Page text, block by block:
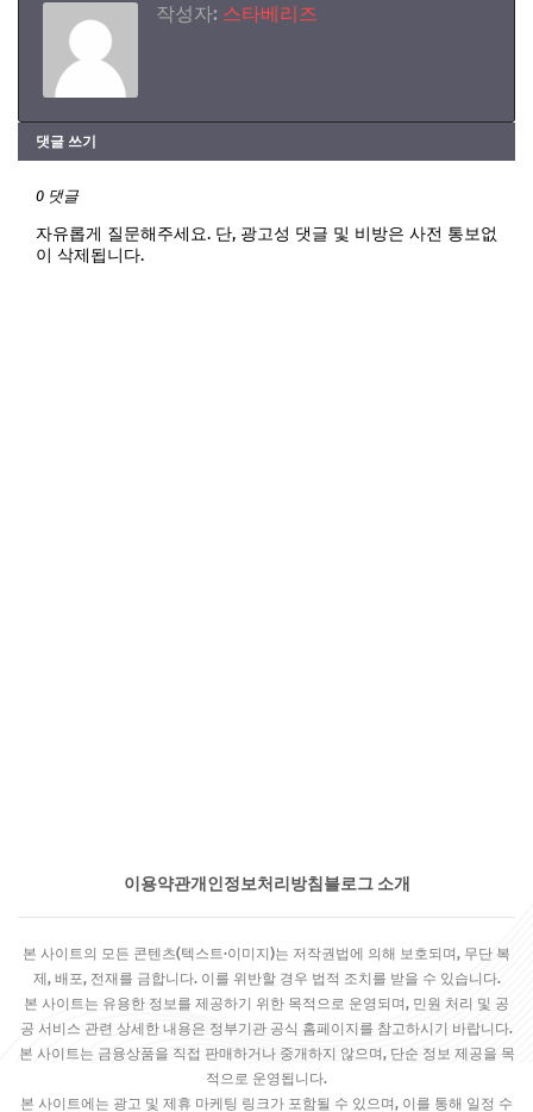
작성자: 스타베리즈
댓글 쓰기
0 댓글
자유롭게 질문해주세요. 단, 광고성 댓글 및 비방은 사전 통보없
이 삭제됩니다.
이용약관개인정보처리방침 블로그 소개
본 사이트의 모든 콘텐츠(텍스트·이미지)는 저작권법에 의해 보호되며, 무단 복
제, 배포, 전재를 금합니다. 이를 위반할 경우 법적 조치를 받을 수 있습니다.
본 사이트는 유용한 정보를 제공하기 위한 목적으로 운영되며, 민원 처리 및 공
공 서비스 관련 상세한 내용은 정부기관 공식 홈페이지를 참고하시기 바랍니다.
본 사이트는 금융상품을 직접 판매하거나 중개하지 않으며, 단순 정보 제공을 목
적으로 운영됩니다.
본 사이트에는 광고 및 제휴 마케팅 링크가 포함될 수 있으며, 이를 통해 일정 수